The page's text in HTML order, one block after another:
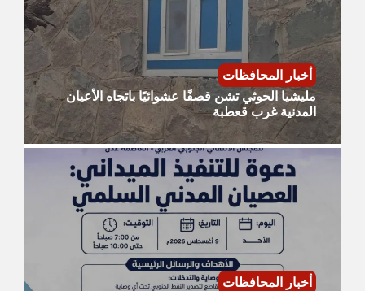
أخبار المحافظات
مليشيا الحوثي تشن قصفًا عشوائيًا باتجاه الأعيان
المدنية غرب قعطبة
أخبار المحافظات